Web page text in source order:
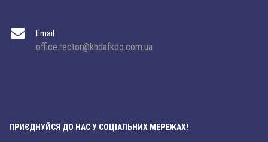
Email
office.rector@khdafkdo.com.ua
ПРИЄДНУЙСЯ ДО НАС У СОЦІАЛЬНИХ МЕРЕЖАХ!